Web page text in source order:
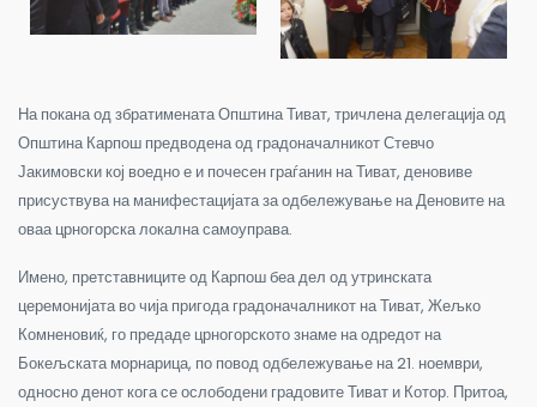
На покана од збратимената Општина Тиват, тричлена делегација од
Општина Карпош предводена од градоначалникот Стевчо
Јакимовски кој воедно е и почесен граѓанин на Тиват, деновиве
присуствува на манифестацијата за одбележување на Деновите на
оваа црногорска локална самоуправа.
Имено, претставниците од Карпош беа дел од утринската
церемонијата во чија пригода градоначалникот на Тиват, Жељко
Комненовиќ, го предаде црногорското знаме на одредот на
Бокељската морнарица, по повод одбележување на 21. ноември,
односно денот кога се ослободени градовите Тиват и Котор. Притоа,